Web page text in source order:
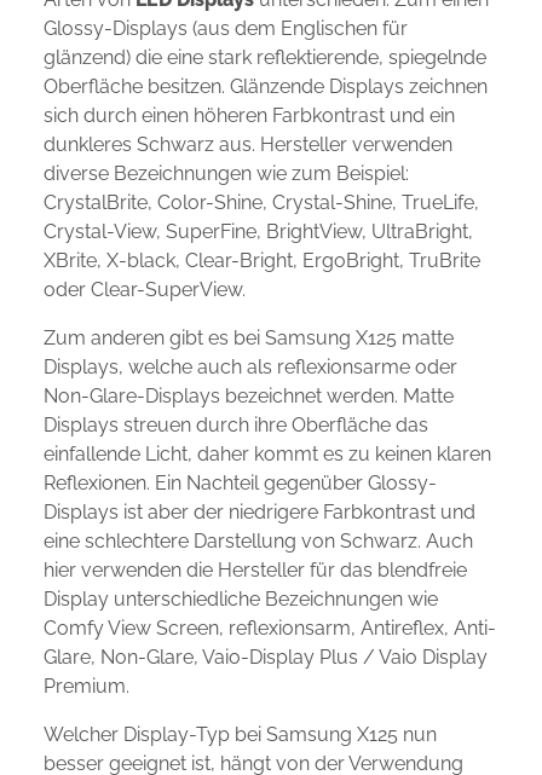
Glossy-Displays (aus dem Englischen für
glänzend) die eine stark reflektierende, spiegelnde
Oberfläche besitzen. Glänzende Displays zeichnen
sich durch einen höheren Farbkontrast und ein
dunkleres Schwarz aus. Hersteller verwenden
diverse Bezeichnungen wie zum Beispiel:
CrystalBrite, Color-Shine, Crystal-Shine, TrueLife,
Crystal-View, SuperFine, BrightView, UltraBright,
XBrite, X-black, Clear-Bright, ErgoBright, TruBrite
oder Clear-SuperView.
Zum anderen gibt es bei Samsung X125 matte
Displays, welche auch als reflexionsarme oder
Non-Glare-Displays bezeichnet werden. Matte
Displays streuen durch ihre Oberfläche das
einfallende Licht, daher kommt es zu keinen klaren
Reflexionen. Ein Nachteil gegenüber Glossy-
Displays ist aber der niedrigere Farbkontrast und
eine schlechtere Darstellung von Schwarz. Auch
hier verwenden die Hersteller für das blendfreie
Display unterschiedliche Bezeichnungen wie
Comfy View Screen, reflexionsarm, Antireflex, Anti-
Glare, Non-Glare, Vaio-Display Plus / Vaio Display
Premium.
Welcher Display-Typ bei Samsung X125 nun
besser geeignet ist, hängt von der Verwendung